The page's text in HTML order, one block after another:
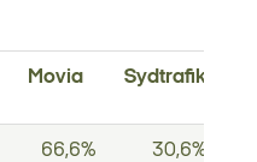
Movia Sydtrafik
66,6% 30,6%